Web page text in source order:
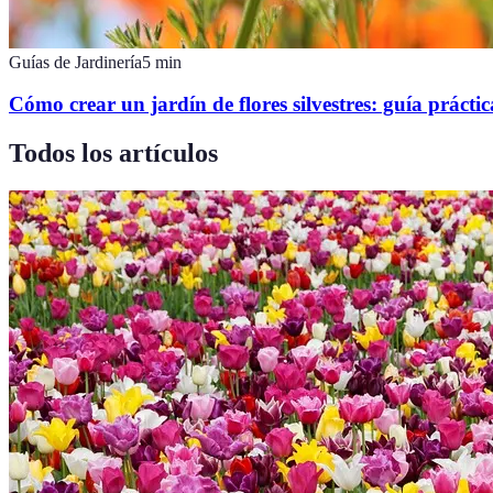
Guías de Jardinería5 min
Cómo crear un jardín de flores silvestres: guía
Todos los artículos